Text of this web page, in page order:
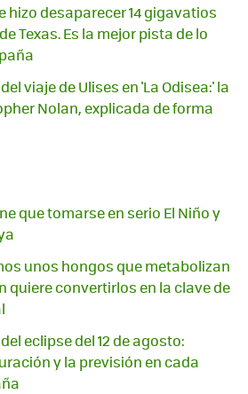
hizo desaparecer 14 gigavatios
Texas. Es la mejor pista de lo
viaje de Ulises en 'La Odisea:' la
Nolan, explicada de forma
que tomarse en serio El Niño y
unos hongos que metabolizan
quiere convertirlos en la clave de
eclipse del 12 de agosto:
y la previsión en cada